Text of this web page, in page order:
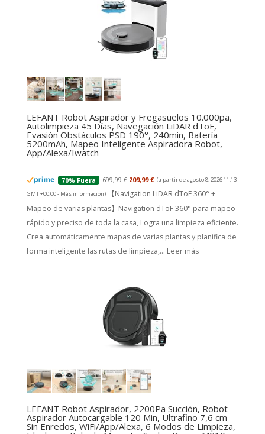
LEFANT Robot Aspirador y Fregasuelos 10.000pa,
Autolimpieza 45 Días, Navegación LiDAR dToF,
Evasión Obstáculos PSD 190°, 240min, Batería
5200mAh, Mapeo Inteligente Aspiradora Robot,
App/Alexa/Iwatch
70% Fuera 699,99 € 209,99 € (a partir de agosto 8, 2026 11:13
GMT +00:00 - Más información)
【Navigation LiDAR dToF 360° +
Mapeo de varias plantas】Navigation dToF 360° para mapeo
rápido y preciso de toda la casa, Logra una limpieza eficiente.
Crea automáticamente mapas de varias plantas y planifica de
forma inteligente las rutas de limpieza,... Leer más
LEFANT Robot Aspirador, 2200Pa Succión, Robot
Aspirador Autocargable 120 Min, Ultrafino 7,6 cm
Sin Enredos, WiFi/App/Alexa, 6 Modos de Limpieza,